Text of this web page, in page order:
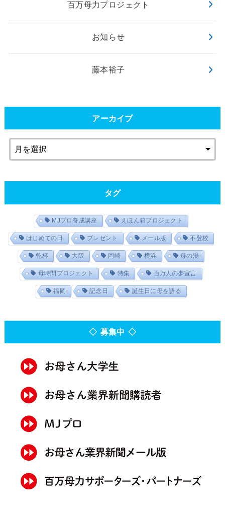
百万母力プロジェクト
お知らせ
藤本裕子
アーカイブ
タグ
MJプロ養成講座 えほん箱プロジェクト
はじめての日 プレゼント メール版 不登校
乾杯 大阪 岡崎 横浜 母の湯
母時間プロジェクト 特集 百万人の夢宣言
福岡 記念日 誕生日に母を語る
◇ 募集中 ◇